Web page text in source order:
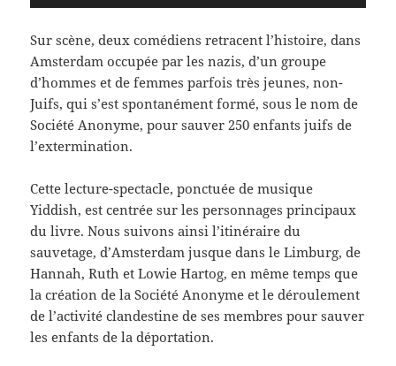
audio
Sur scène, deux comédiens retracent l’histoire, dans
Amsterdam occupée par les nazis, d’un groupe
d’hommes et de femmes parfois très jeunes, non-
Juifs, qui s’est spontanément formé, sous le nom de
Société Anonyme, pour sauver 250 enfants juifs de
l’extermination.
Cette lecture-spectacle, ponctuée de musique
Yiddish, est centrée sur les personnages principaux
du livre. Nous suivons ainsi l’itinéraire du
sauvetage, d’Amsterdam jusque dans le Limburg, de
Hannah, Ruth et Lowie Hartog, en même temps que
la création de la Société Anonyme et le déroulement
de l’activité clandestine de ses membres pour sauver
les enfants de la déportation.